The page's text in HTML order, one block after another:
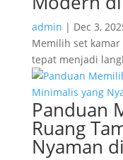
admin | Dec 3,
Memilih set
tepat menjadi
Panduan
Ruang
Nyaman